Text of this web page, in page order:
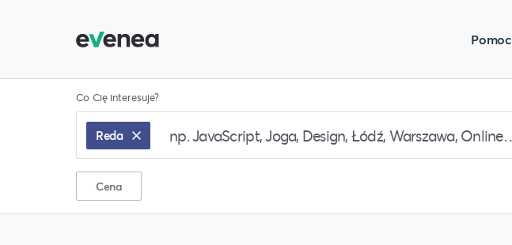
Pomoc
Co Cię interesuje?
Reda
Cena